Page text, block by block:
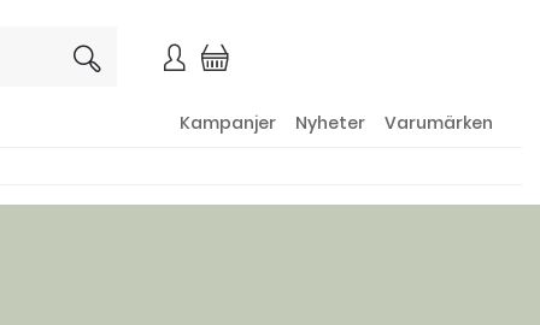
Kampanjer Nyheter Varumärken